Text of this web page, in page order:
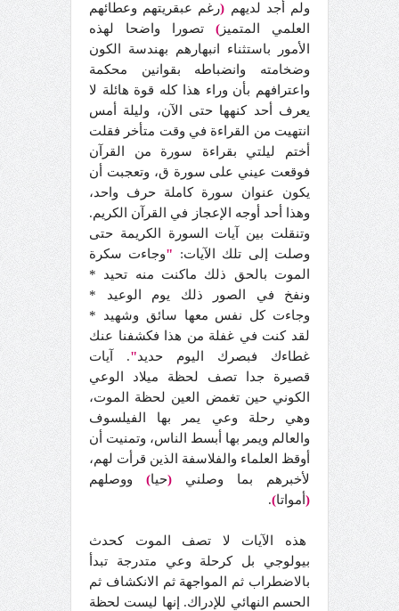
ولم أجد لديهم (رغم عبقريتهم وعطائهم
العلمي المتميز ) تصورا واضحا لهذه
الأمور باستثناء انبهارهم بهندسة الكون
وضخامته وانضباطه بقوانين محكمة
واعترافهم بأن وراء هذا كله قوة هائلة لا
يعرف أحد كنهها حتى الآن، وليلة أمس
انتهيت من القراءة في وقت متأخر فقلت
أختم ليلتي بقراءة سورة من القرآن
فوقعت عيني على سورة ق، وتعجبت أن
يكون عنوان سورة كاملة حرف واحد،
وهذا أحد أوجه الإعجاز في القرآن الكريم.
وتنقلت بين آيات السورة الكريمة حتى
وصلت إلى تلك الآيات: "وجاءت سكرة
الموت بالحق ذلك ماكنت منه تحيد *
ونفخ في الصور ذلك يوم الوعيد *
وجاءت كل نفس معها سائق وشهيد *
لقد كنت في غفلة من هذا فكشفنا عنك
غطاءك فبصرك اليوم حديد". آيات
قصيرة جدا تصف لحظة ميلاد الوعي
الكوني حين تغمض العين لحظة الموت،
وهي رحلة وعي يمر بها الفيلسوف
والعالم ويمر بها أبسط الناس، وتمنيت أن
أوقظ العلماء والفلاسفة الذين قرأت لهم،
لأخبرهم بما وصلني (حيا) ووصلهم
( أمواتا)
.
هذه الآيات لا تصف الموت كحدث
بيولوجي بل كرحلة وعي متدرجة تبدأ
بالاضطراب ثم المواجهة ثم الانكشاف ثم
الحسم النهائي للإدراك. إنها ليست لحظة